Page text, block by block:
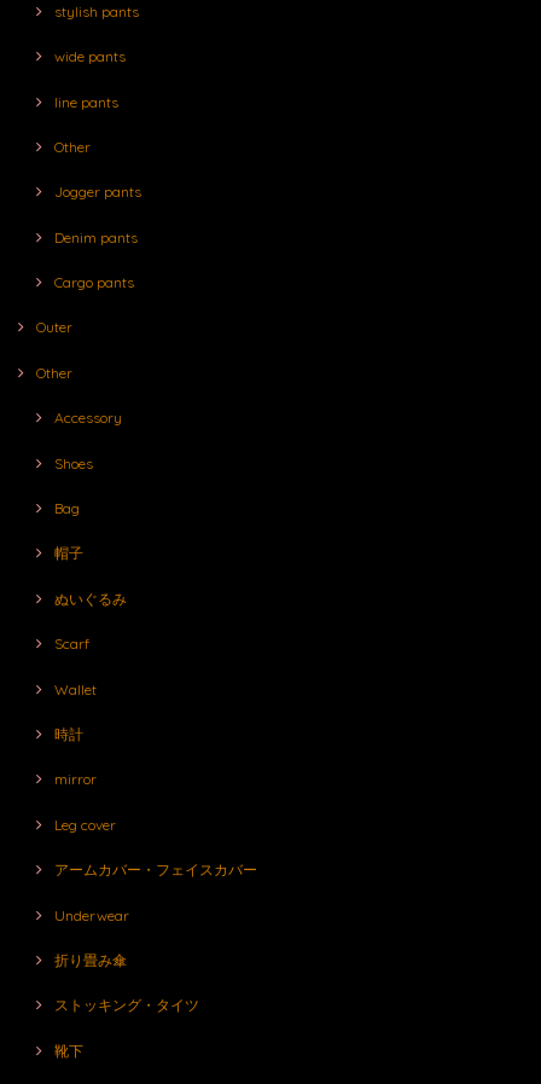
stylish pants
wide pants
line pants
Other
Jogger pants
Denim pants
Cargo pants
Outer
Other
Accessory
Shoes
Bag
帽子
ぬいぐるみ
Scarf
Wallet
時計
mirror
Leg cover
アームカバー・フェイスカバー
Underwear
折り畳み傘
ストッキング・タイツ
靴下